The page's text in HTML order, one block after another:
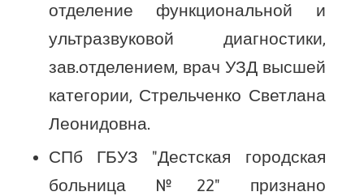
отделение функциональной и
ультразвуковой диагностики,
зав.отделением, врач УЗД высшей
категории, Стрельченко Светлана
Леонидовна.
СПб ГБУЗ "Дестская городская
больница №22" признано